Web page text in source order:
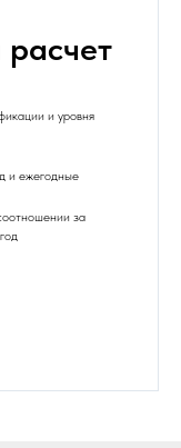
и уровня
и ежегодные
за